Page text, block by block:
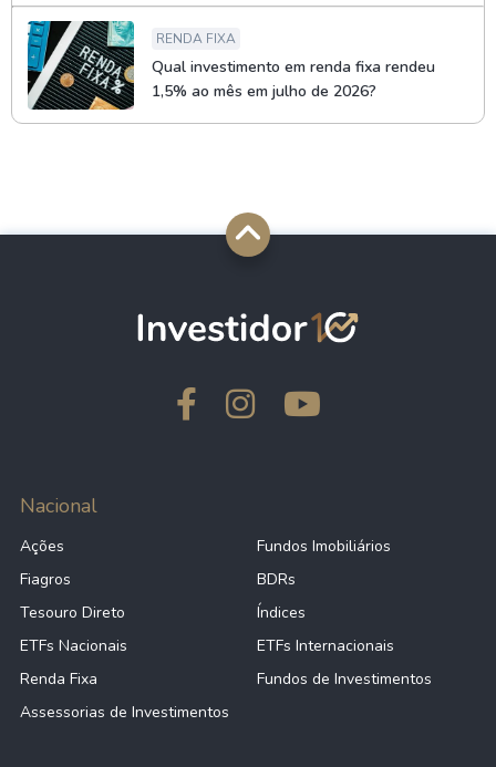
RENDA FIXA
Qual investimento em renda fixa rendeu
1,5% ao mês em julho de 2026?
Nacional
Ações
Fundos Imobiliários
Fiagros
BDRs
Tesouro Direto
Índices
ETFs Nacionais
ETFs Internacionais
Renda Fixa
Fundos de Investimentos
Assessorias de Investimentos